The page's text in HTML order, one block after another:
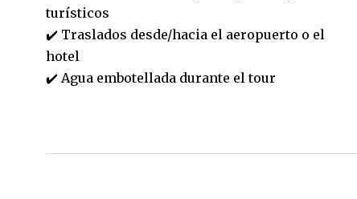
turísticos
✔️ Traslados desde/hacia el aeropuerto o el
hotel
✔️ Agua embotellada durante el tour